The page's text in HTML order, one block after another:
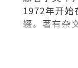
1972年开始
辍。著有杂